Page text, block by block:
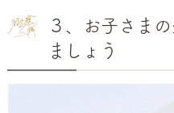
３、お子さま
ましょう